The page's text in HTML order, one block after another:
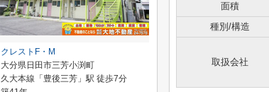
面積
種別/構造
取扱会社
クレストF・M
大分県日田市三芳小渕町
久大本線「豊後三芳」駅 徒歩7分